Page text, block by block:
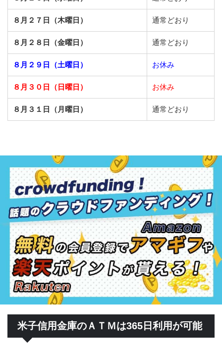
８月２７日（木曜日） 通常どおり
８月２８日（金曜日） 通常どおり
８月２９日（土曜日） お休み
８月３０日（日曜日） お休み
８月３１日（月曜日） 通常どおり
米子信用金庫のＡＴＭは365日利用が可能